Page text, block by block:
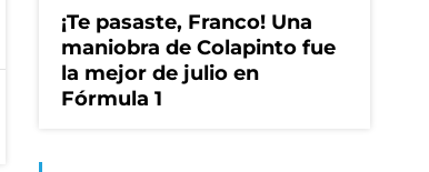
¡Te pasaste, Franco! Una
maniobra de Colapinto fue
la mejor de julio en
Fórmula 1